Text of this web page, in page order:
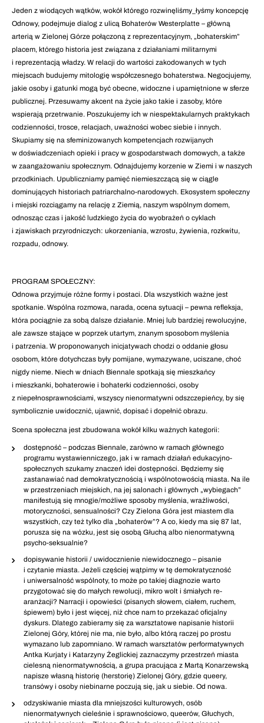
Jeden z wiodących wątków, wokół którego rozwinęliśmy_łyśmy koncepcję
Odnowy, podejmuje dialog z ulicą Bohaterów Westerplatte – główną
arterią w Zielonej Górze połączoną z reprezentacyjnym, „bohaterskim”
placem, którego historia jest związana z działaniami militarnymi
i reprezentacją władzy. W relacji do wartości zakodowanych w tych
miejscach budujemy mitologię współczesnego bohaterstwa. Negocjujemy,
jakie osoby i gatunki mogą być obecne, widoczne i upamiętnione w sferze
publicznej. Przesuwamy akcent na życie jako takie i zasoby, które
wspierają przetrwanie. Poszukujemy ich w niespektakularnych praktykach
codzienności, trosce, relacjach, uważności wobec siebie i innych.
Skupiamy się na sfeminizowanych kompetencjach rozwijanych
w doświadczeniach opieki i pracy w gospodarstwach domowych, a także
w zaangażowaniu społecznym. Odnajdujemy korzenie w Ziemi i w naszych
przodkiniach. Upubliczniamy pamięć niemieszczącą się w ciągle
dominujących historiach patriarchalno-narodowych. Ekosystem społeczny
i miejski rozciągamy na relację z Ziemią, naszym wspólnym domem,
odnosząc czas i jakość ludzkiego życia do wyobrażeń o cyklach
i zjawiskach przyrodniczych: ukorzeniania, wzrostu, żywienia, rozkwitu,
rozpadu, odnowy.
PROGRAM SPOŁECZNY:
Odnowa przyjmuje różne formy i postaci. Dla wszystkich ważne jest
spotkanie. Wspólna rozmowa, narada, ocena sytuacji – pewna refleksja,
która pociągnie za sobą dalsze działanie. Mniej lub bardziej rewolucyjne,
ale zawsze stające w poprzek utartym, znanym sposobom myślenia
i patrzenia. W proponowanych inicjatywach chodzi o oddanie głosu
osobom, które dotychczas były pomijane, wymazywane, uciszane, choć
nigdy nieme. Niech w dniach Biennale spotkają się mieszkańcy
i mieszkanki, bohaterowie i bohaterki codzienności, osoby
z niepełnosprawnościami, wszyscy nienormatywni odszczepieńcy, by się
symbolicznie uwidocznić, ujawnić, dopisać i dopełnić obrazu.
Scena społeczna jest zbudowana wokół kilku ważnych kategorii:
dostępność – podczas Biennale, zarówno w ramach głównego
programu wystawienniczego, jak i w ramach działań edukacyjno-
społecznych szukamy znaczeń idei dostępności. Będziemy się
zastanawiać nad demokratycznością i wspólnotowością miasta. Na ile
w przestrzeniach miejskich, na jej salonach i głównych „wybiegach”
manifestują się mnogie/możliwe sposoby myślenia, wrażliwości,
motoryczności, sensualności? Czy Zielona Góra jest miastem dla
wszystkich, czy też tylko dla „bohaterów”? A co, kiedy ma się 87 lat,
porusza się na wózku, jest się osobą Głuchą albo nienormatywną
psycho-seksualnie?
dopisywanie historii / uwidocznienie niewidocznego – pisanie
i czytanie miasta. Jeżeli częściej wątpimy w tę demokratyczność
i uniwersalność wspólnoty, to może po takiej diagnozie warto
przygotować się do małych rewolucji, mikro wolt i śmiałych re-
aranżacji? Narracji i opowieści (pisanych słowem, ciałem, ruchem,
śpiewem) było i jest więcej, niż chce nam to przekazać oficjalny
dyskurs. Dlatego zabieramy się za warsztatowe napisanie historii
Zielonej Góry, której nie ma, nie było, albo którą raczej po prostu
wymazano lub zapomniano. W ramach warsztatów performatywnych
Antka Kurjaty i Katarzyny Żeglickiej zaznaczymy przestrzeń miasta
cielesną nienormatywnością, a grupa pracująca z Martą Konarzewską
napisze własną historię (herstorię) Zielonej Góry, gdzie queery,
transówy i osoby niebinarne poczują się, jak u siebie. Od nowa.
odzyskiwanie miasta dla mniejszości kulturowych, osób
nienormatywnych cieleśnie i sprawnościowo, queerów, Głuchych,